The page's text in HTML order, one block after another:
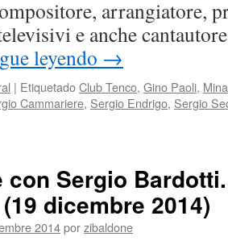
arrangiatore,
e anche
leyendo →
| EtiquetadoClub Tenco, Gino Paoli, Mina
Cammariere, Sergio Endrigo, Sergio
con Sergio
dicembre 2014)
2014porzibaldone